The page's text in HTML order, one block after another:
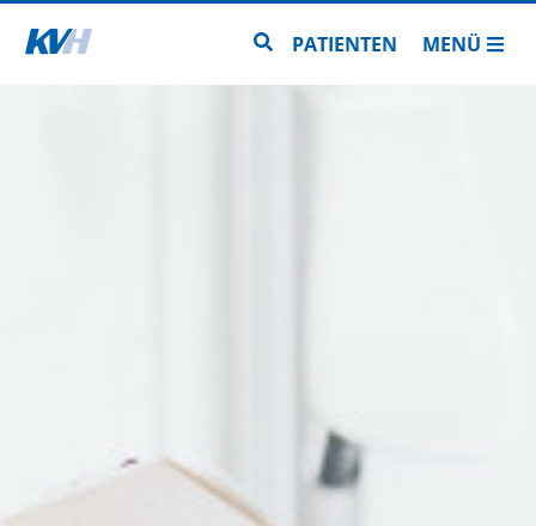
Zur Startseite Zur Seitensuche
PATIENTEN MENÜ